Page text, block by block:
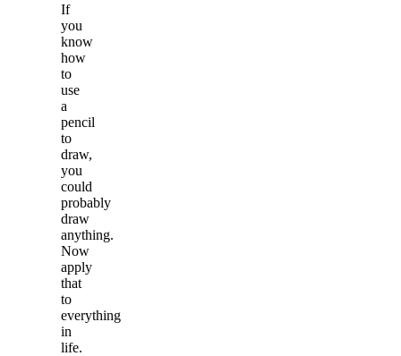
If
you
know
how
to
use
a
pencil
to
draw,
you
could
probably
draw
anything.
Now
apply
that
to
everything
in
life.